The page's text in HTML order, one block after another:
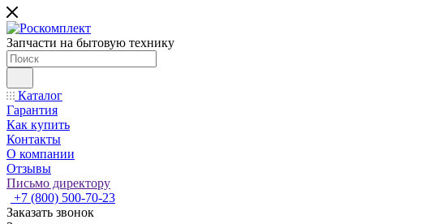
Запчасти на бытовую технику
Каталог
Гарантия
Как купить
Контакты
О компании
Отзывы
Письмо директору
+7 (800) 500-70-23
Заказать звонок